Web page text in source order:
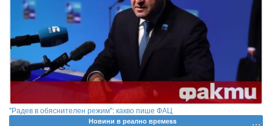
"Радев в обяснителен режим": какво пише ФАЦ
Новини в реално времеss